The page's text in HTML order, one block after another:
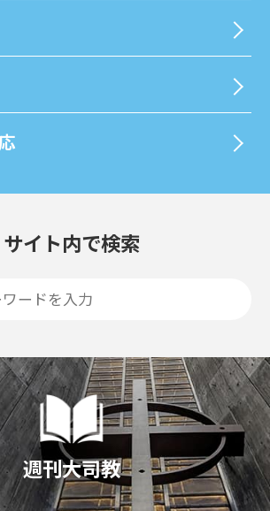
サイト内で検索
週刊大司教